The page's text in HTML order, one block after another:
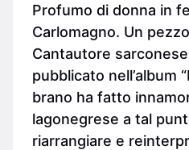
Profumo di donna in
Carlomagno. Un
Cantautore
pubblicato nell’album
brano ha fatto
lagonegrese a tal
riarrangiare e